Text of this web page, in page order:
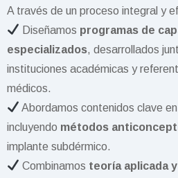
A través de un proceso integral y
Diseñamos programas de
especializados, desarrollados
instituciones académicas y
médicos.
Abordamos contenidos clave
incluyendo métodos
implante subdérmico.
Combinamos teoría aplicada